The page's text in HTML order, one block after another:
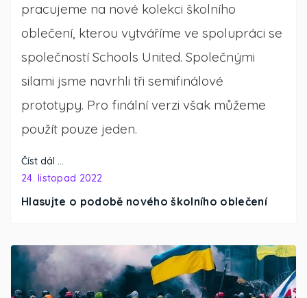
Hlasujte o podobě nového školního oblečení
24. listopad 2022
pracujeme na nové kolekci školního
oblečení, kterou vytváříme ve spolupráci se
společností Schools United. Společnými
silami jsme navrhli tři semifinálové
prototypy. Pro finální verzi však můžeme
použít pouze jeden.
Číst dál …